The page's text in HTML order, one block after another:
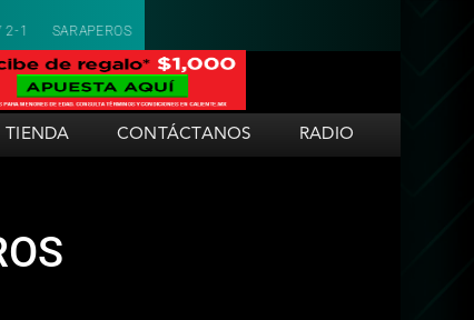
SARAPEROS PIERDE EL PRIMERO ANTE LOS ALGODONEROS 10-0
TIENDA CONTÁCTANOS RADIO